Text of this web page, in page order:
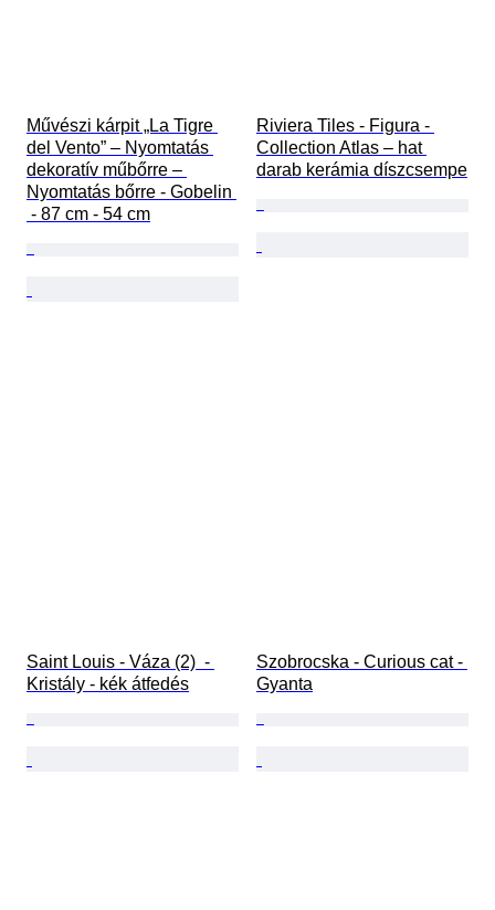
Művészi kárpit „La Tigre
del Vento” – Nyomtatás
dekoratív műbőrre –
Nyomtatás bőrre - Gobelin
- 87 cm - 54 cm
Riviera Tiles - Figura -
Collection Atlas – hat
darab kerámia díszcsempe
Saint Louis - Váza (2)  -
Kristály - kék átfedés
Szobrocska - Curious cat -
Gyanta